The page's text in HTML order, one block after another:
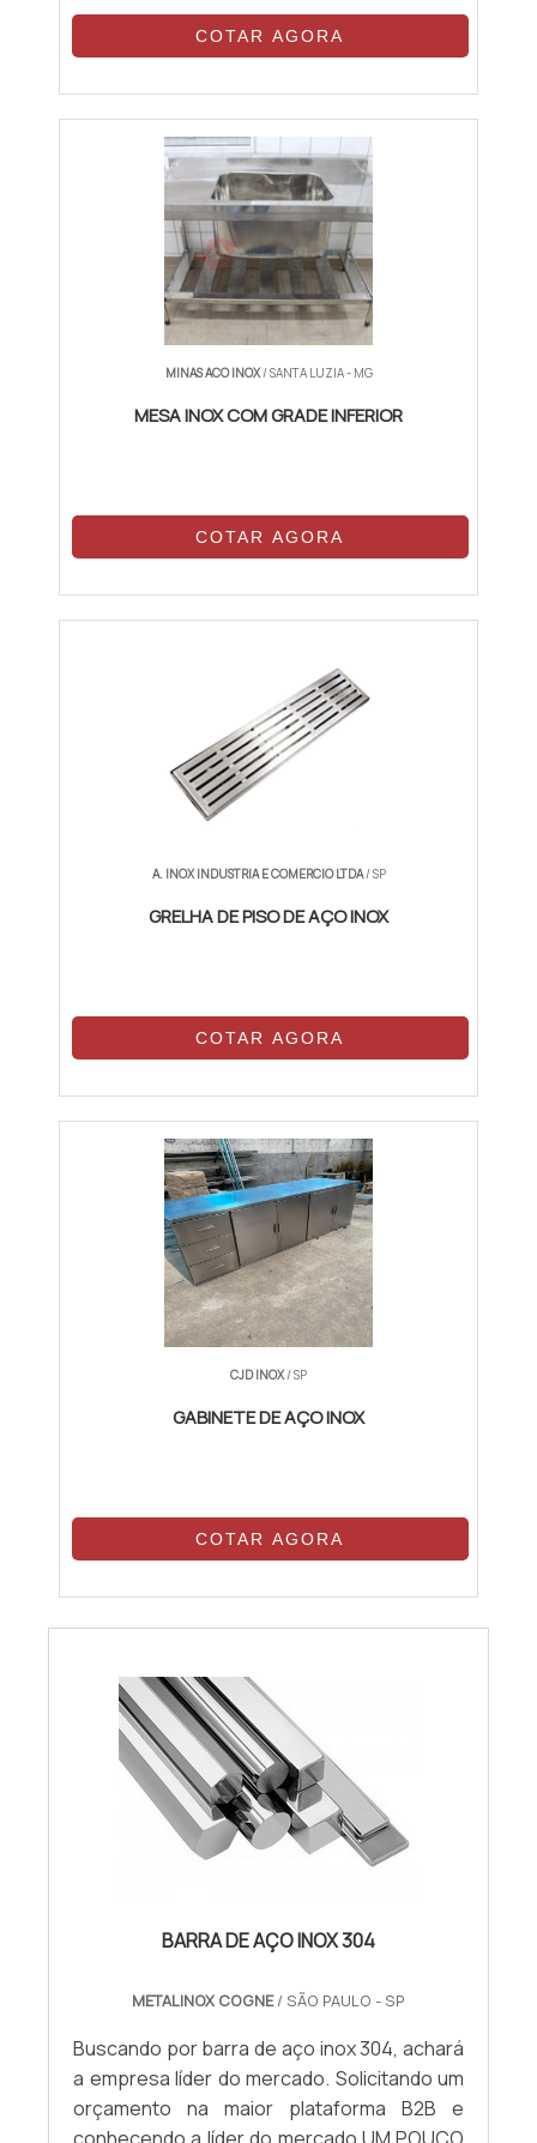
COTAR AGORA
MINAS ACO INOX/ SANTA LUZIA - MG
MESA INOX COM GRADE INFERIOR
COTAR AGORA
A. INOX INDUSTRIA E COMERCIO LTDA/ SP
GRELHA DE PISO DE AÇO INOX
COTAR AGORA
CJD INOX/ SP
GABINETE DE AÇO INOX
COTAR AGORA
BARRA DE AÇO INOX 304
METALINOX COGNE/ SÃO PAULO - SP
Buscando por barra de aço inox 304, achará
a empresa líder do mercado. Solicitando um
orçamento na maior plataforma B2B e